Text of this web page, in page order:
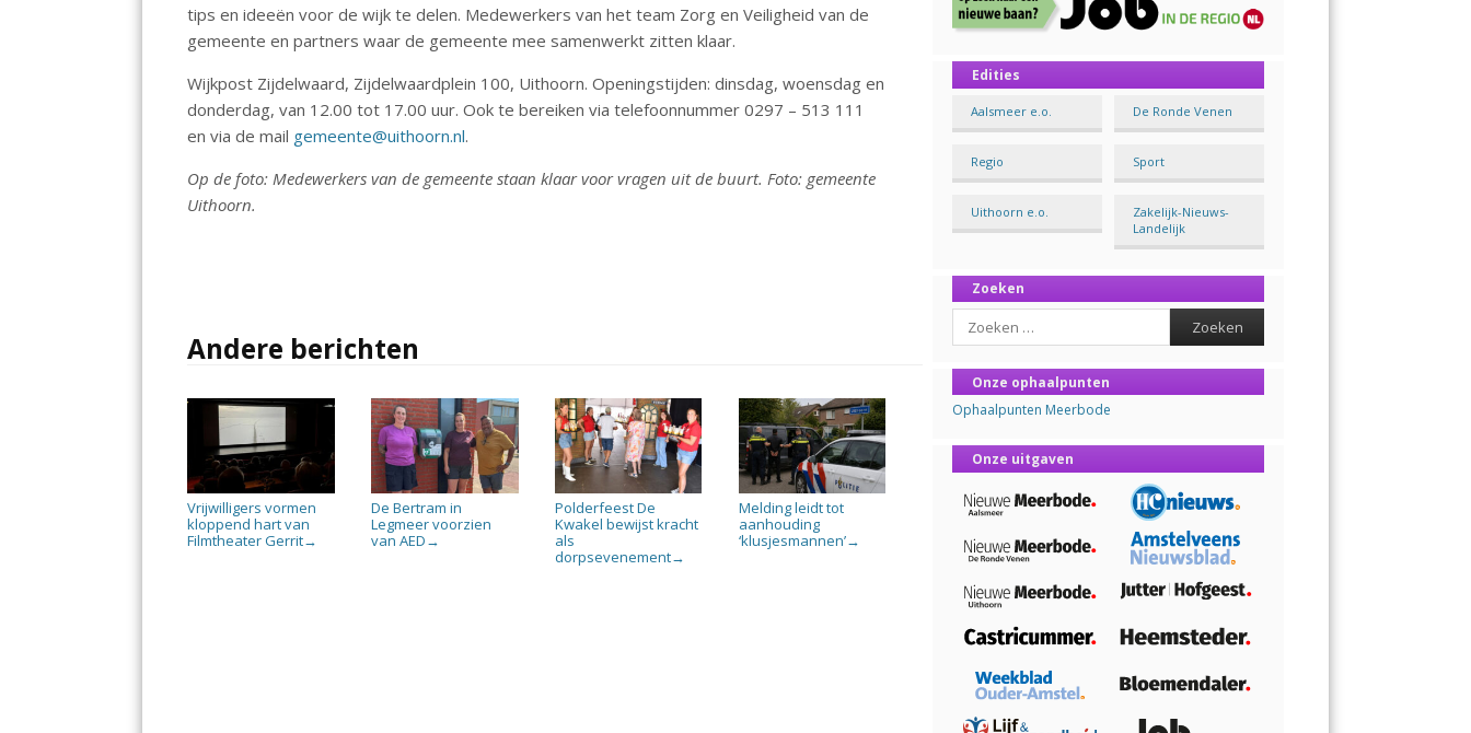
tips en ideeën voor de wijk te delen. Medewerkers van het team Zorg en Veiligheid van de
gemeente en partners waar de gemeente mee samenwerkt zitten klaar.
Wijkpost Zijdelwaard, Zijdelwaardplein 100, Uithoorn. Openingstijden: dinsdag, woensdag en
donderdag, van 12.00 tot 17.00 uur. Ook te bereiken via telefoonnummer 0297 – 513 111
en via de mail gemeente@uithoorn.nl.
Op de foto: Medewerkers van de gemeente staan klaar voor vragen uit de buurt. Foto: gemeente
Uithoorn.
Andere berichten
Vrijwilligers vormen
kloppend hart van
Filmtheater Gerrit→
De Bertram in
Legmeer voorzien
van AED →
Polderfeest De
Kwakel bewijst kracht
als
dorpsevenement→
Melding leidt tot
aanhouding
‘klusjesmannen’→
Edities
Aalsmeer e.o. De Ronde Venen
Regio Sport
Uithoorn e.o.
Zakelijk-Nieuws-
Landelijk
Zoeken
Search
Onze ophaalpunten
Ophaalpunten Meerbode
Onze uitgaven